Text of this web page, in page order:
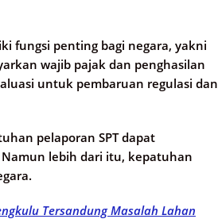
fungsi penting bagi negara, yakni
wajib pajak dan penghasilan
untuk pembaruan regulasi dan
pelaporan SPT dapat
lebih dari itu, kepatuhan
Tersandung Masalah Lahan